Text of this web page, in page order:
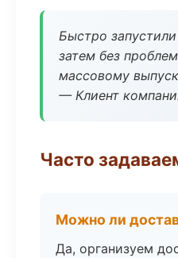
Быстро
затем без
массовому
— Клиент
Часто
Можно ли
Да, организуем